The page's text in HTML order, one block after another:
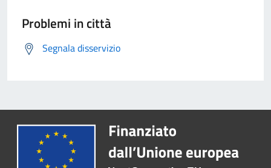
Problemi in città
Segnala disservizio